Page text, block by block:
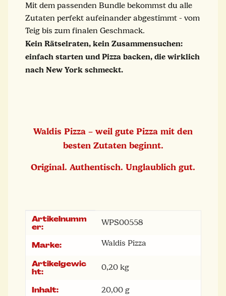
Mit dem passenden Bundle bekommst du alle
Zutaten perfekt aufeinander abgestimmt - vom
Teig bis zum finalen Geschmack.
Kein Rätselraten, kein Zusammensuchen:
einfach starten und Pizza backen, die wirklich
nach New York schmeckt.
Waldis Pizza – weil gute Pizza mit den
besten Zutaten beginnt.
Original. Authentisch. Unglaublich gut.
Produkteigenschaft
Wert
Artikelnumm
er:
WPS00558
Marke: Waldis Pizza
Artikelgewic
ht:
0,20 kg
Inhalt: 20,00 g